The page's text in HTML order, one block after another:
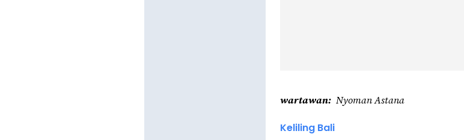
wartawan Nyoman Astana
Keliling Bali